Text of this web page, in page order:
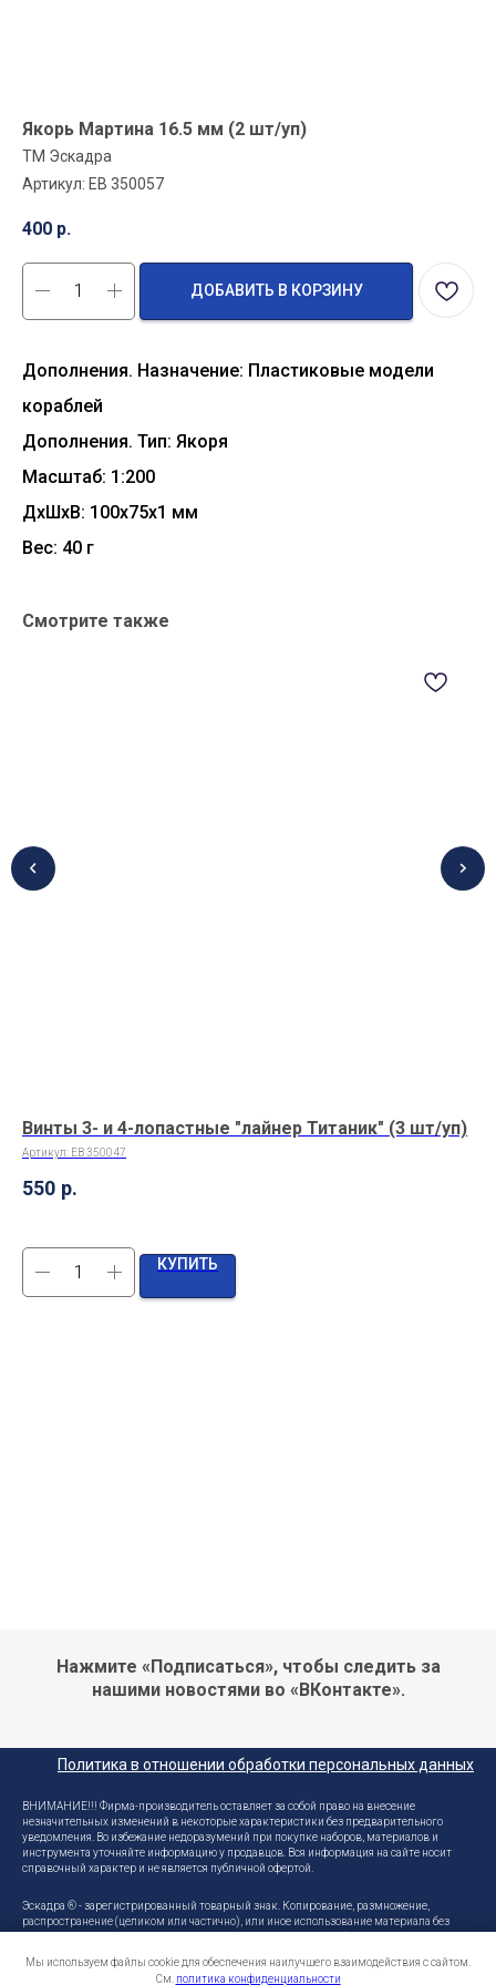
Мы используем файлы cookie для обеспечения наилучшего взаимодействия с сайтом.
См. политика конфиденциальности
Якорь Мартина 16.5 мм (2 шт/уп)
ТМ Эскадра
Артикул: EB 350057
400 р.
ДОБАВИТЬ В КОРЗИНУ
Дополнения. Назначение: Пластиковые модели
кораблей
Дополнения. Тип: Якоря
Масштаб: 1:200
ДxШxВ: 100x75x1 мм
Вес: 40 г
Смотрите также
Винты 3- и 4-лопастные "лайнер Титаник" (3 шт/уп)
Артикул: EB 350047
550 р.
КУПИТЬ
Нажмите «Подписаться», чтобы следить за
нашими новостями во «ВКонтакте».
Политика в отношении обработки персональных данных
ВНИМАНИЕ!!! Фирма-производитель оставляет за собой право на внесение
незначительных изменений в некоторые характеристики без предварительного
уведомления. Во избежание недоразумений при покупке наборов, материалов и
инструмента уточняйте информацию у продавцов. Вся информация на сайте носит
справочный характер и не является публичной офертой.
Эскадра ® - зарегистрированный товарный знак. Копирование, размножение,
распространение (целиком или частично), или иное использование материала без